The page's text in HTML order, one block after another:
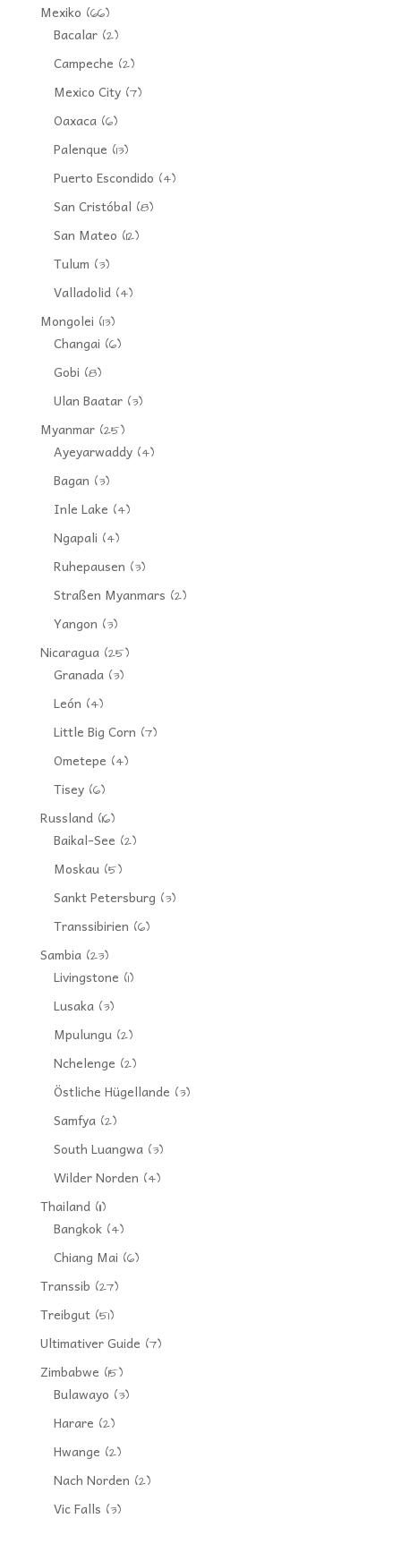
Mexiko (66)
Bacalar(2)
Campeche (2)
Mexico City(7)
Oaxaca(6)
Palenque (13)
Puerto Escondido (4)
San Cristóbal (8)
San Mateo (12)
Tulum (3)
Valladolid(4)
Mongolei (13)
Changai (6)
Gobi (8)
Ulan Baatar(3)
Myanmar(25)
Ayeyarwaddy(4)
Bagan (3)
Inle Lake (4)
Ngapali (4)
Ruhepausen (3)
Straßen Myanmars (2)
Yangon (3)
Nicaragua(25)
Granada(3)
León (4)
Little Big Corn (7)
Ometepe (4)
Tisey(6)
Russland(16)
Baikal-See (2)
Moskau(5)
Sankt Petersburg (3)
Transsibirien (6)
Sambia(23)
Livingstone (1)
Lusaka(3)
Mpulungu(2)
Nchelenge (2)
Östliche Hügellande (3)
Samfya(2)
South Luangwa(3)
Wilder Norden (4)
Thailand(11)
Bangkok(4)
Chiang Mai (6)
Transsib (27)
Treibgut(51)
Ultimativer Guide (7)
Zimbabwe (15)
Bulawayo (3)
Harare (2)
Hwange (2)
Nach Norden (2)
Vic Falls (3)